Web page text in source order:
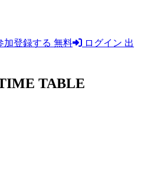
加登録する 無料 ログイン 出
TABLE